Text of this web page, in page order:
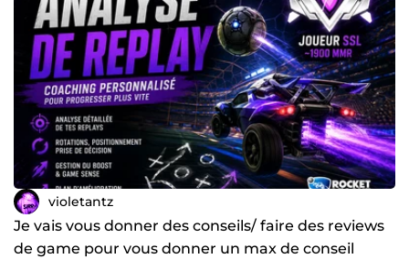
violetantz
Je vais vous donner des conseils/ faire des reviews
de game pour vous donner un max de conseil